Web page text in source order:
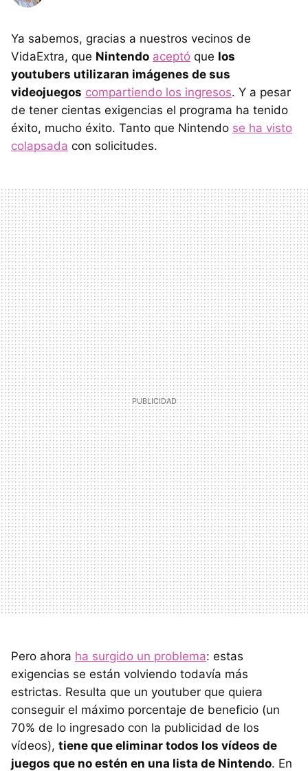
Ya sabemos, gracias a nuestros vecinos de
VidaExtra, que Nintendo aceptó que los
youtubers utilizaran imágenes de sus
videojuegos compartiendo los ingresos. Y a pesar
de tener cientas exigencias el programa ha tenido
éxito, mucho éxito. Tanto que Nintendo se ha visto
colapsada con solicitudes.
Pero ahora ha surgido un problema: estas
exigencias se están volviendo todavía más
estrictas. Resulta que un youtuber que quiera
conseguir el máximo porcentaje de beneficio (un
70% de lo ingresado con la publicidad de los
vídeos), tiene que eliminar todos los vídeos de
juegos que no estén en una lista de Nintendo. En